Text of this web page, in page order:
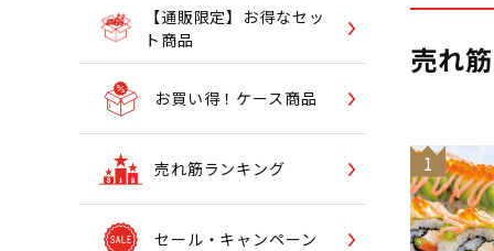
【通販限定】お得なセッ
ト商品
お買い得！ケース商品
売れ筋ランキング
セール・キャンペーン
売れ
1